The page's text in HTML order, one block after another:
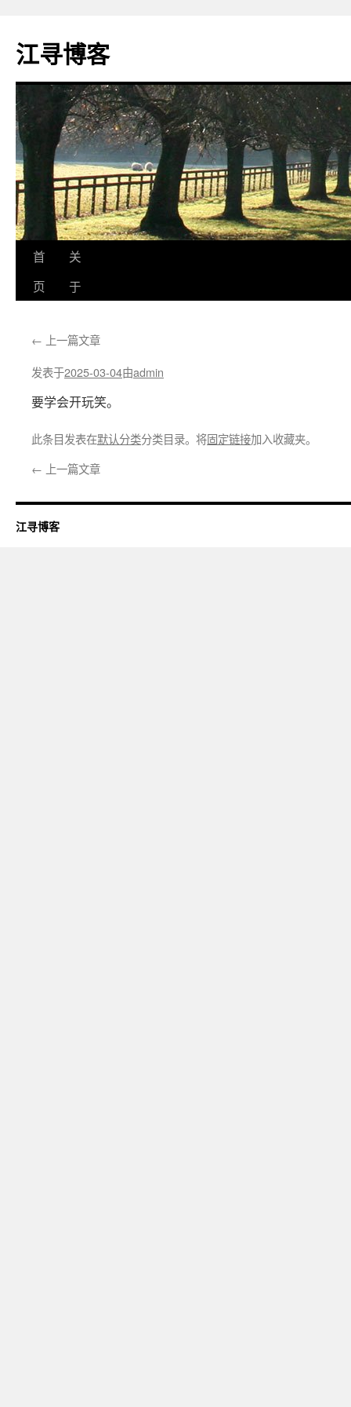
江寻博客
跳
文
首
页
关
于
← 上一篇文章
发表于2025-03-04由admin
要学会开玩笑。
此条目发表在默认分类分类目录。将固定链接加入收藏夹。
← 上一篇文章
江寻博客